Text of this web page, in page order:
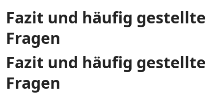
Fazit und häufig gestellte
Fragen
Fazit und häufig gestellte
Fragen